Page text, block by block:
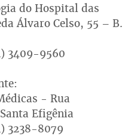
do Hospital das
Álvaro Celso, 55 – B.
3409-9560
- Rua
Efigênia
3238-8079